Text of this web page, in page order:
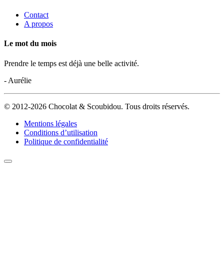
Contact
A propos
Le mot du mois
Prendre le temps est déjà une belle activité.
- Aurélie
© 2012-2026 Chocolat & Scoubidou. Tous droits réservés.
Mentions légales
Conditions d’utilisation
Politique de confidentialité